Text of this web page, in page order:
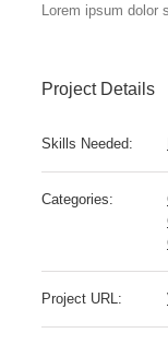
Lorem ipsum dolor
Project Details
Skills Needed:
Categories:
Project URL: